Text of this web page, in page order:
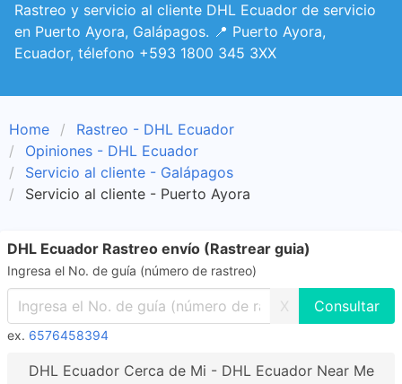
Rastreo y servicio al cliente DHL Ecuador de servicio
en Puerto Ayora, Galápagos. 📍 Puerto Ayora,
Ecuador, télefono +593 1800 345 3XX
Home
Rastreo - DHL Ecuador
Opiniones - DHL Ecuador
Servicio al cliente - Galápagos
Servicio al cliente - Puerto Ayora
DHL Ecuador Rastreo envío (Rastrear guia)
Ingresa el No. de guía (número de rastreo)
X
ex. 6576458394
DHL Ecuador Cerca de Mi - DHL Ecuador Near Me